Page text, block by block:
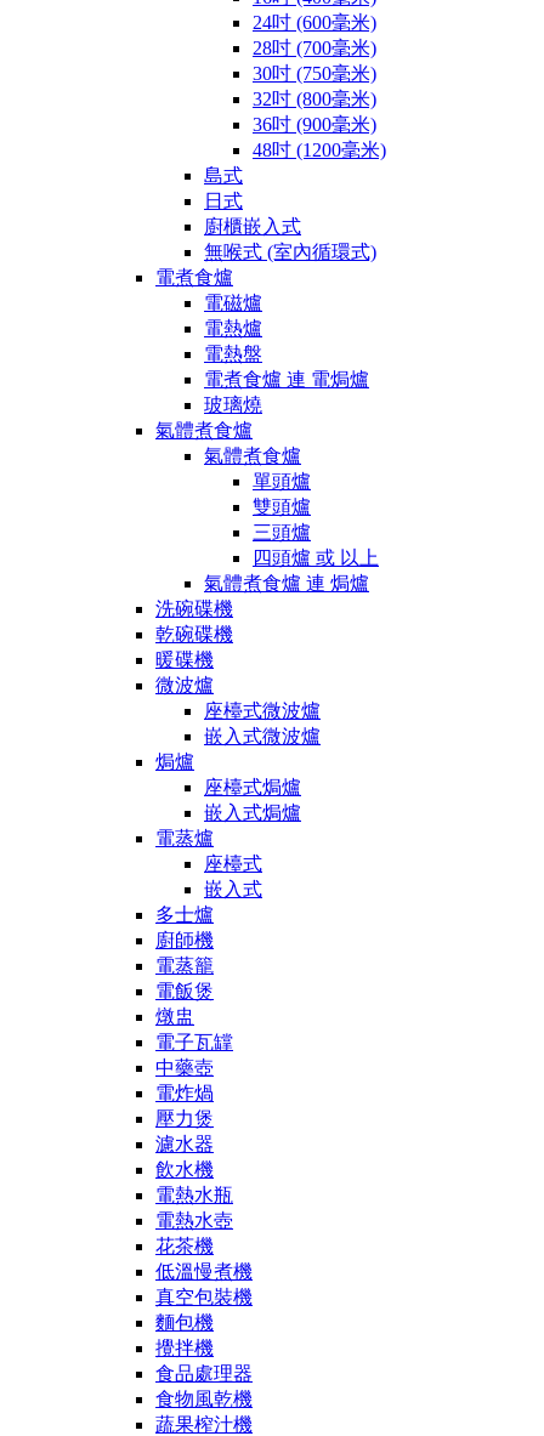
24吋 (600毫米)
28吋 (700毫米)
30吋 (750毫米)
32吋 (800毫米)
36吋 (900毫米)
48吋 (1200毫米)
島式
日式
廚櫃嵌入式
無喉式 (室內循環式)
電煮食爐
電磁爐
電熱爐
電熱盤
電煮食爐 連 電焗爐
玻璃燒
氣體煮食爐
氣體煮食爐
單頭爐
雙頭爐
三頭爐
四頭爐 或 以上
氣體煮食爐 連 焗爐
洗碗碟機
乾碗碟機
暖碟機
微波爐
座檯式微波爐
嵌入式微波爐
焗爐
座檯式焗爐
嵌入式焗爐
電蒸爐
座檯式
嵌入式
多士爐
廚師機
電蒸籠
電飯煲
燉盅
電子瓦罉
中藥壺
電炸煱
壓力煲
濾水器
飲水機
電熱水瓶
電熱水壺
花茶機
低溫慢煮機
真空包裝機
麵包機
攪拌機
食品處理器
食物風乾機
蔬果榨汁機